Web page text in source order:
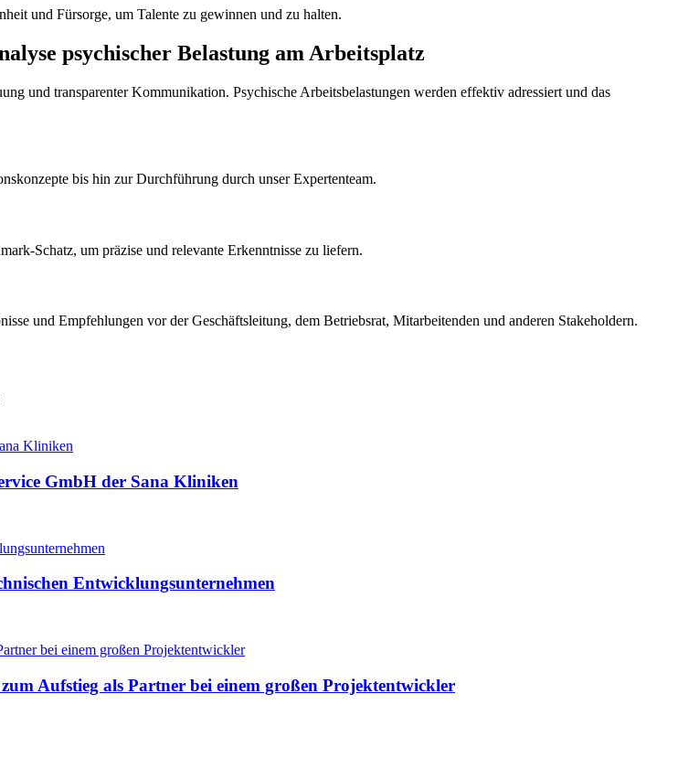
und Fürsorge, um Talente zu gewinnen und zu halten.
psychischer Belastung am Arbeitsplatz
und transparenter Kommunikation. Psychische Arbeitsbelastungen werden effektiv adressiert und das
bis hin zur Durchführung durch unser Expertenteam.
Schatz, um präzise und relevante Erkenntnisse zu liefern.
und Empfehlungen vor der Geschäftsleitung, dem Betriebsrat, Mitarbeitenden und anderen Stakeholdern.
GmbH der Sana Kliniken
Entwicklungsunternehmen
Aufstieg als Partner bei einem großen Projektentwickler